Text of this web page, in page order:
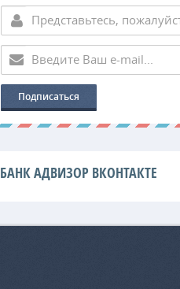
БАНК АДВИЗОР ВКОНТАКТЕ